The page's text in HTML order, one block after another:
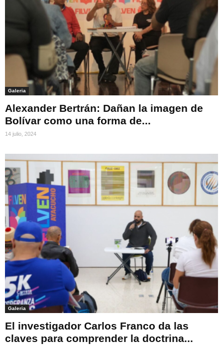
Galeria
Alexander Bertrán: Dañan la imagen de
Bolívar como una forma de...
14 julio, 2024
Galeria
El investigador Carlos Franco da las
claves para comprender la doctrina...